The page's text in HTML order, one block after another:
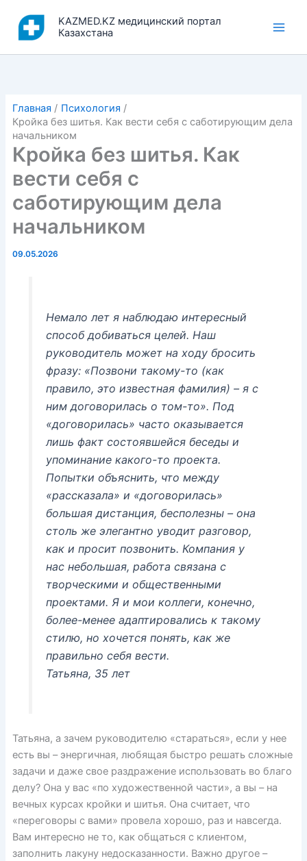
содержимому
KAZMED.KZ медицинский портал
Казахстана
Главная
Психология
Кройка без шитья. Как вести себя с саботирующим дела
начальником
Кройка без шитья. Как
вести себя с
саботирующим дела
начальником
09.05.2026
Немало лет я наблюдаю интересный
способ добиваться целей. Наш
руководитель может на ходу бросить
фразу: «Позвони такому-то (как
правило, это известная фамилия) – я с
ним договорилась о том-то». Под
«договорилась» часто оказывается
лишь факт состоявшейся беседы и
упоминание какого-то проекта.
Попытки объяснить, что между
«рассказала» и «договорилась»
большая дистанция, бесполезны – она
столь же элегантно уводит разговор,
как и просит позвонить. Компания у
нас небольшая, работа связана с
творческими и общественными
проектами. Я и мои коллеги, конечно,
более-менее адаптировались к такому
стилю, но хочется понять, как же
правильно себя вести.
Татьяна, 35 лет
Татьяна, а зачем руководителю «стараться», если у нее
есть вы – энергичная, любящая быстро решать сложные
задачи и даже свое раздражение использовать во благо
делу? Она у вас «по художественной части», а вы – на
вечных курсах кройки и шитья. Она считает, что
«переговоры с вами» провела хорошо, раз и навсегда.
Вам интересно не то, как общаться с клиентом,
заполнить лакуну недосказанности. Важно другое –